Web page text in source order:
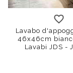
Lavabo
46x46cm
Lavabi JDS -